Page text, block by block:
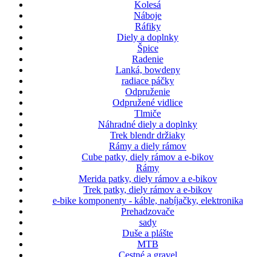
Kolesá
Náboje
Ráfiky
Diely a doplnky
Špice
Radenie
Lanká, bowdeny
radiace páčky
Odpruženie
Odpružené vidlice
Tlmiče
Náhradné diely a doplnky
Trek blendr držiaky
Rámy a diely rámov
Cube patky, diely rámov a e-bikov
Rámy
Merida patky, diely rámov a e-bikov
Trek patky, diely rámov a e-bikov
e-bike komponenty - káble, nabíjačky, elektronika
Prehadzovače
sady
Duše a plášte
MTB
Cestné a gravel